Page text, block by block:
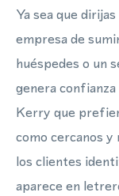
Ya sea que
empresa de
huéspedes o un
genera
Kerry que
como cercanos
los clientes
aparece en